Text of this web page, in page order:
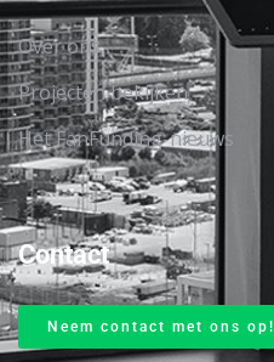
Over ons
Projecten bekijken
Het FanFunding-nieuws
Contact
Neem contact met ons op!